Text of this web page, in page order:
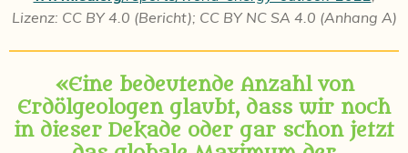
Lizenz: CC BY 4.0 (Bericht); CC BY NC SA 4.0 (Anhang A)
«Eine bedeutende Anzahl von
Erdölgeologen glaubt, dass wir noch
in dieser Dekade oder gar schon jetzt